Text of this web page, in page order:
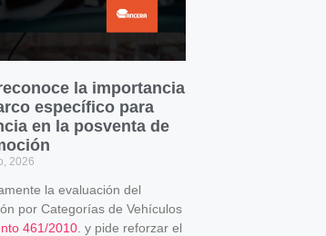
la importancia
específico para
en la posventa de
2026
la evaluación del
por Categorías de Vehículos
461/2010 . y pide reforzar el